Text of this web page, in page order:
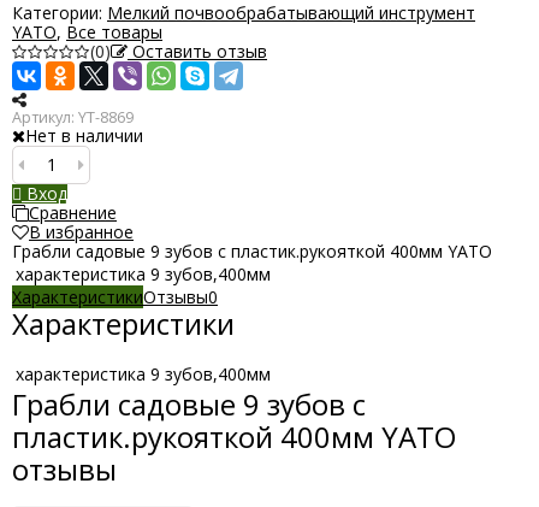
Категории: Мелкий почвообрабатывающий инструмент
YATO, Все товары
(0)
Оставить отзыв
Артикул: YT-8869
Нет в наличии
Вход
Сравнение
В избранное
Грабли садовые 9 зубов с пластик.рукояткой 400мм YATO
характеристика 9 зубов,400мм
ХарактеристикиОтзывы0
Характеристики
характеристика 9 зубов,400мм
Грабли садовые 9 зубов с
пластик.рукояткой 400мм YATO
отзывы